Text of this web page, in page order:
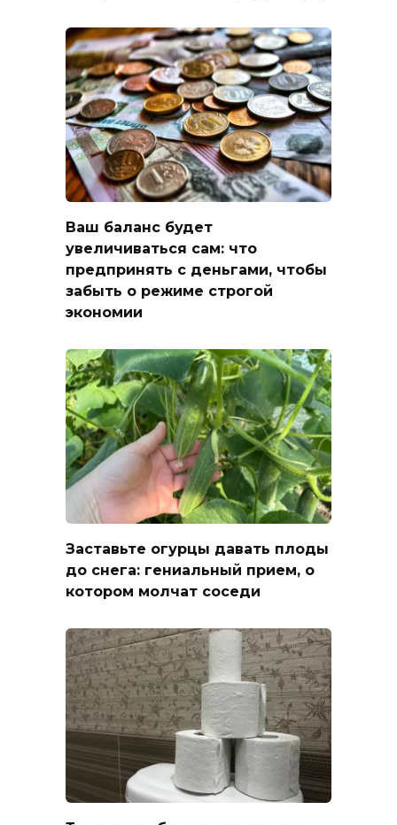
Ваш баланс будет
увеличиваться сам: что
предпринять с деньгами, чтобы
забыть о режиме строгой
экономии
Заставьте огурцы давать плоды
до снега: гениальный прием, о
котором молчат соседи